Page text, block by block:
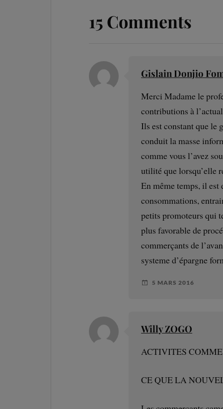
15 Comments
Gislain Donjio
Merci Madame le
contributions à
Ils est constant que le
conduit la masse
comme vous l’avez
utilité que lorsqu’elle
En même temps, il
consommations,
petits promoteurs qui
plus favorable de
commerçants de
systeme d’épargne
5 MARS 2016
Willy ZOGO
ACTIVITES
CE QUE LA